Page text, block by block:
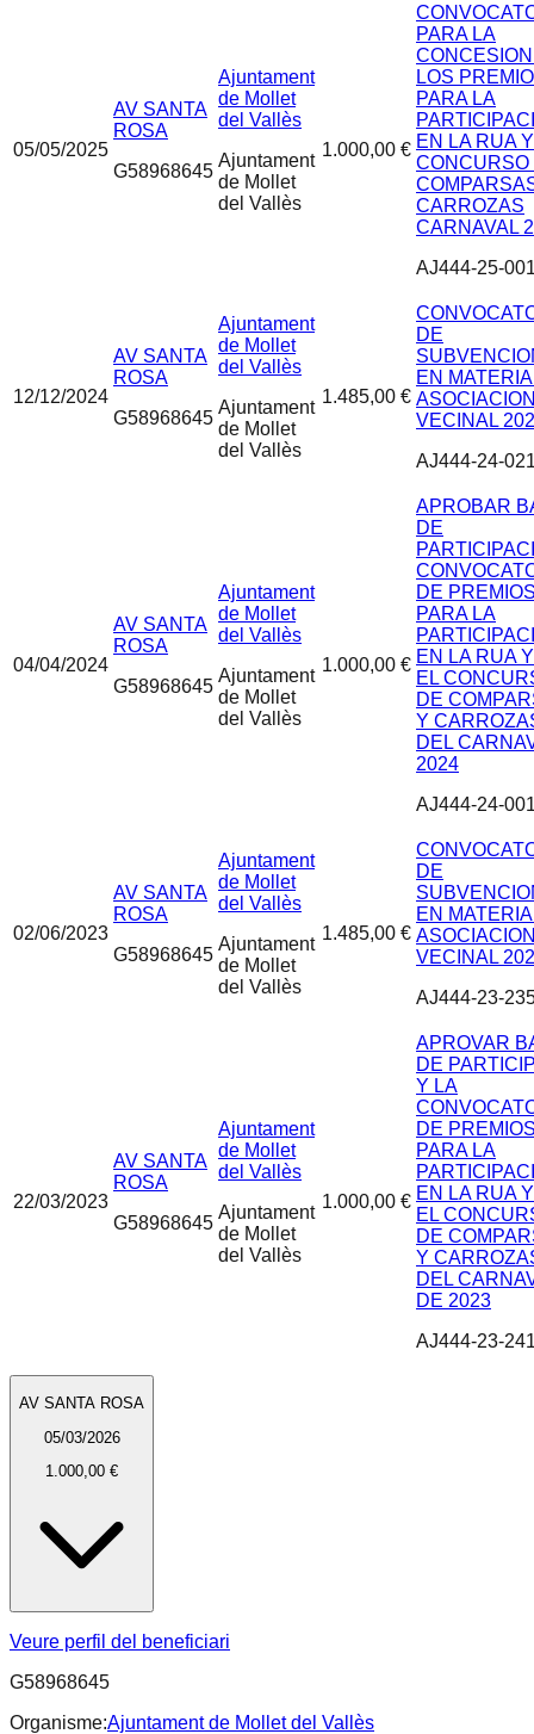
05/05/2025
AV SANTA
ROSA
G58968645
Ajuntament
de Mollet
del Vallès
Ajuntament
de Mollet
del Vallès
1.000,00 €
PARA LA
LOS
PARA LA
EN LA RUA
CONCURSO
CARROZAS
CARNAVAL
AJ444-25-
12/12/2024
AV SANTA
ROSA
G58968645
Ajuntament
de Mollet
del Vallès
Ajuntament
de Mollet
del Vallès
1.485,00 €
DE
EN
VECINAL
AJ444-24-
04/04/2024
AV SANTA
ROSA
G58968645
Ajuntament
de Mollet
del Vallès
Ajuntament
de Mollet
del Vallès
1.000,00 €
APROBAR
DE
DE
PARA LA
EN LA RUA
EL
DE
Y
DEL
2024
AJ444-24-
02/06/2023
AV SANTA
ROSA
G58968645
Ajuntament
de Mollet
del Vallès
Ajuntament
de Mollet
del Vallès
1.485,00 €
DE
EN
VECINAL
AJ444-23-
22/03/2023
AV SANTA
ROSA
G58968645
Ajuntament
de Mollet
del Vallès
Ajuntament
de Mollet
del Vallès
1.000,00 €
APROVAR
DE
Y LA
DE
PARA LA
EN LA RUA
EL
DE
Y
DEL
DE 2023
AJ444-23-
AV SANTA ROSA
05/03/2026
1.000,00 €
Veure perfil del beneficiari
G58968645
Organisme:Ajuntament de Mollet del Vallès